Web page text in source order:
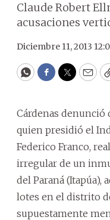
Claude Robert
acusaciones
Diciembre 11, 2013
WhatsApp
Facebook
Twitter
Cárdenas
quien presidió el
Federico Franco,
irregular de un
del Paraná (Itapúa),
lotes en el distrito
supuestamente